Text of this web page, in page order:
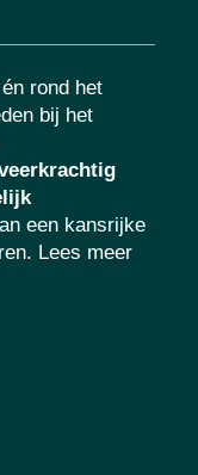
rond het
bij het
een kansrijke
Lees meer